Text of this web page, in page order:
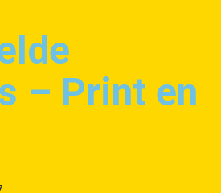
– Print en